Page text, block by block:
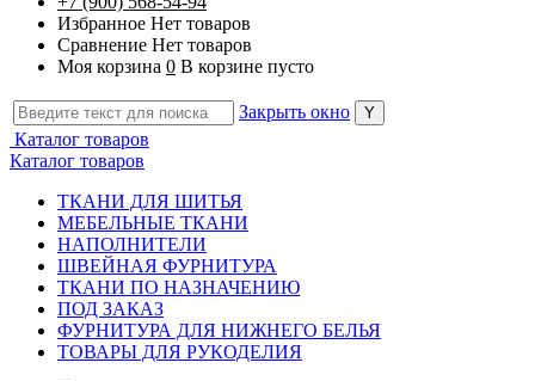
Избранное Нет товаров
Сравнение Нет товаров
Моя корзина 0 В корзине пусто
Закрыть окно
Каталог товаров
Каталог товаров
ТКАНИ ДЛЯ ШИТЬЯ
МЕБЕЛЬНЫЕ ТКАНИ
НАПОЛНИТЕЛИ
ШВЕЙНАЯ ФУРНИТУРА
ТКАНИ ПО НАЗНАЧЕНИЮ
ПОД ЗАКАЗ
ФУРНИТУРА ДЛЯ НИЖНЕГО БЕЛЬЯ
ТОВАРЫ ДЛЯ РУКОДЕЛИЯ